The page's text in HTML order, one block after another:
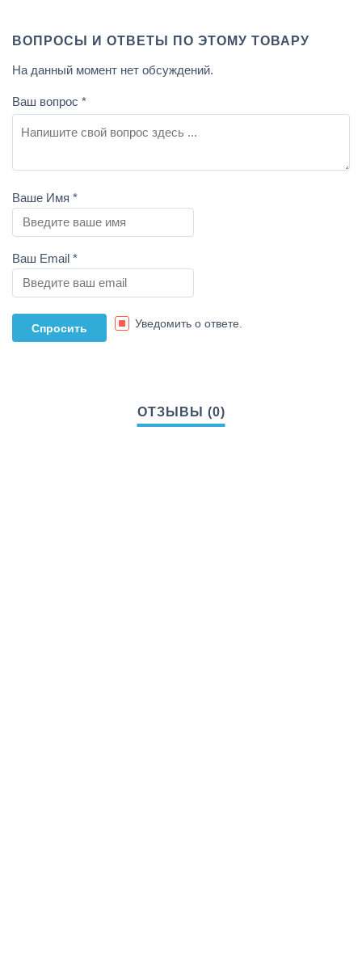
ВОПРОСЫ И ОТВЕТЫ ПО ЭТОМУ ТОВАРУ
На данный момент нет обсуждений.
Ваш вопрос *
Ваше Имя *
Ваш Email *
Уведомить о ответе.